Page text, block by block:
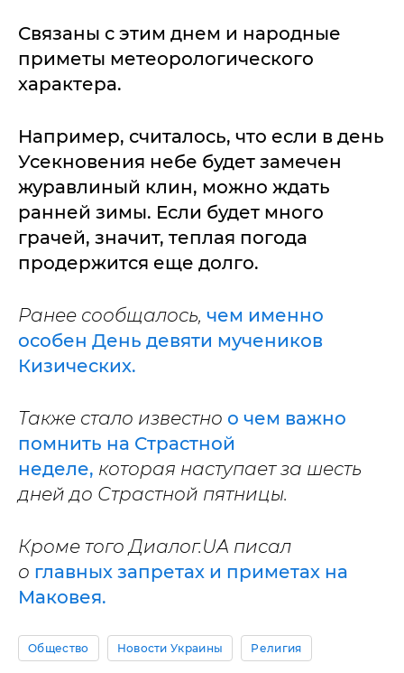
Связаны с этим днем и народные
приметы метеорологического
характера.
Например, считалось, что если в день
Усекновения небе будет замечен
журавлиный клин, можно ждать
ранней зимы. Если будет много
грачей, значит, теплая погода
продержится еще долго.
Ранее сообщалось, чем именно
особен День девяти мучеников
Кизических.
Также стало известно о чем важно
помнить на Страстной
неделе, которая наступает за шесть
дней до Страстной пятницы.
Кроме того Диалог.UA писал
о главных запретах и приметах на
Маковея.
Общество Новости Украины Религия